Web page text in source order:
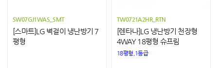
SW07GJ1WAS_SMT
[스마트]LG 벽걸이 냉난방기 7
평형
TW0721A2HR_RTN
[렌타나]LG 냉난방기 천장형
4WAY 18평형 슈프림
18평형,1등급